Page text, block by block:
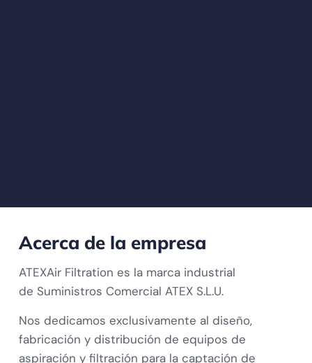
Acerca de la empresa
ATEXAir Filtration es la marca industrial
de Suministros Comercial ATEX S.L.U.
Nos dedicamos exclusivamente al diseño,
fabricación y distribución de equipos de
aspiración y filtración para la captación de